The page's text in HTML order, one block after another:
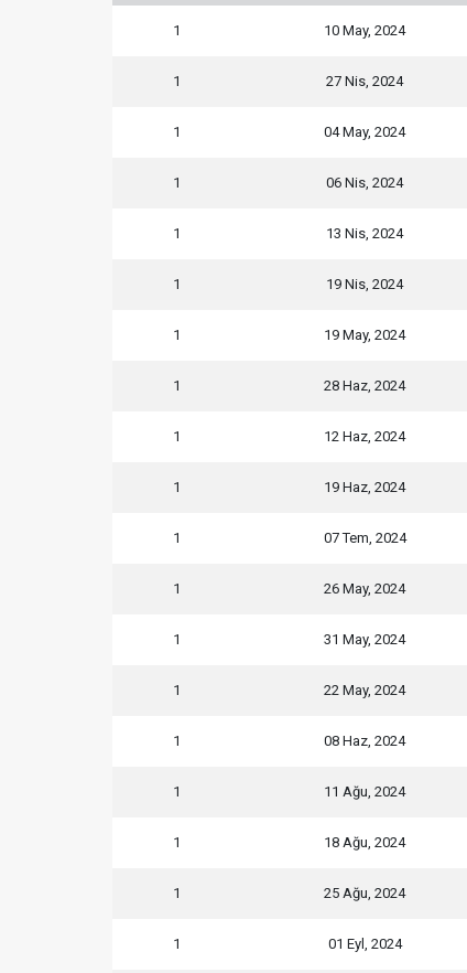
1 10 May, 2024
1 27 Nis, 2024
1 04 May, 2024
1 06 Nis, 2024
1 13 Nis, 2024
1 19 Nis, 2024
1 19 May, 2024
1 28 Haz, 2024
1 12 Haz, 2024
1 19 Haz, 2024
1 07 Tem, 2024
1 26 May, 2024
1 31 May, 2024
1 22 May, 2024
1 08 Haz, 2024
1 11 Ağu, 2024
1 18 Ağu, 2024
1 25 Ağu, 2024
1 01 Eyl, 2024